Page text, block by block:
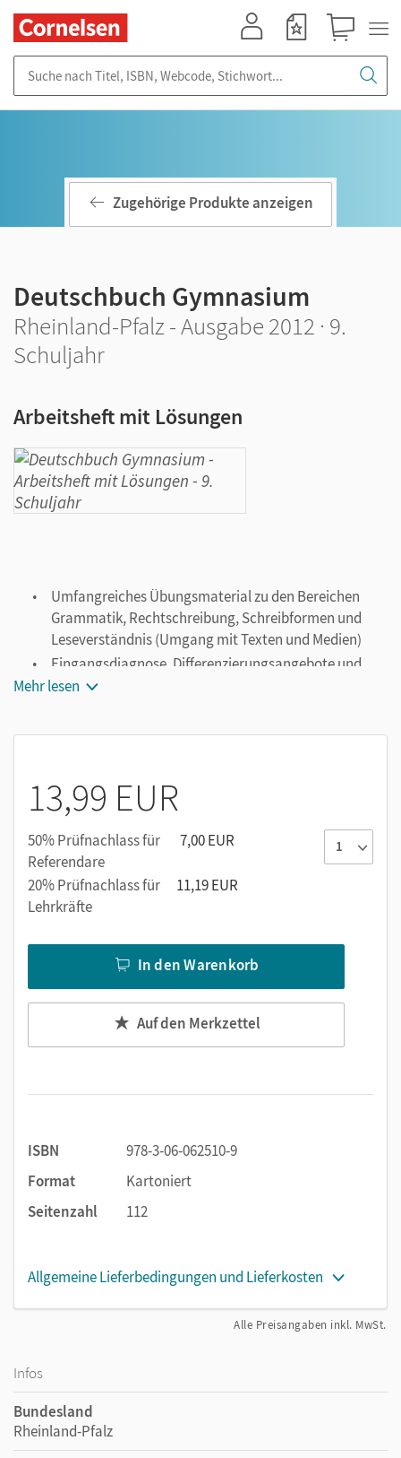
Zugehörige Produkte anzeigen
Deutschbuch Gymnasium
Rheinland-Pfalz - Ausgabe 2012 · 9.
Schuljahr
Arbeitsheft mit Lösungen
Umfangreiches Übungsmaterial zu den Bereichen
Grammatik, Rechtschreibung, Schreibformen und
Leseverständnis (Umgang mit Texten und Medien)
Eingangsdiagnose, Differenzierungsangebote und
Lernstandstest
Auch unabhängig vom Schulbuch einsetzbar
Mehr lesen
13,99 EUR
50% Prüfnachlass für
Referendare
7,00 EUR
20% Prüfnachlass für
Lehrkräfte
11,19 EUR
In den Warenkorb
Auf den Merkzettel
ISBN
978-3-06-062510-9
Format
Kartoniert
Seitenzahl
112
Allgemeine Lieferbedingungen und Lieferkosten
Alle Preisangaben inkl. MwSt.
Infos
Bundesland
Rheinland-Pfalz